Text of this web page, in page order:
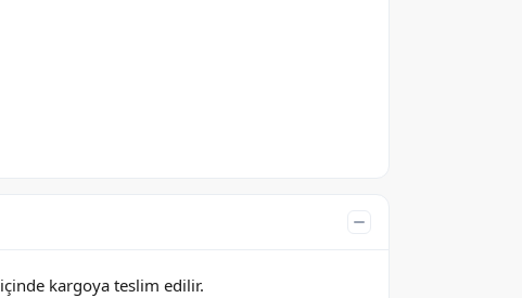
içinde kargoya teslim edilir.